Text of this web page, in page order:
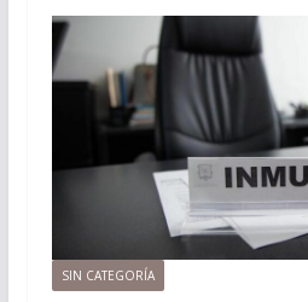
SIN CATEGORÍA